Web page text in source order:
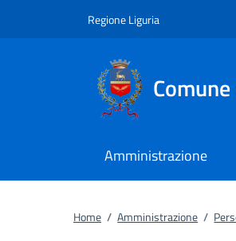
Regione Liguria
Amministrazione
Home / Amministrazione /